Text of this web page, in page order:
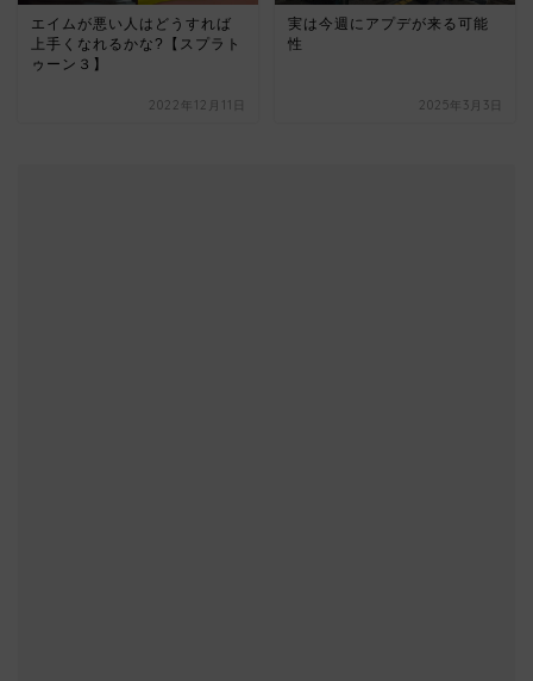
エイムが悪い人はどうすれば
上手くなれるかな?【スプラト
ゥーン３】
2022年12月11日
実は今週にアプデが来る可能
性
2025年3月3日